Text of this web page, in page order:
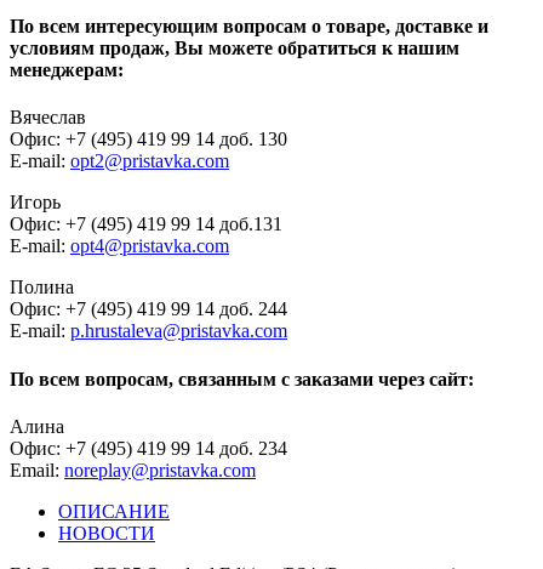
По всем интересующим вопросам о товаре, доставке и
условиям продаж, Вы можете обратиться к нашим
менеджерам:
Вячеслав
Офис: +7 (495) 419 99 14 доб. 130
E-mail: opt2@pristavka.com
Игорь
Офис: +7 (495) 419 99 14 доб.131
E-mail: opt4@pristavka.com
Полина
Офис: +7 (495) 419 99 14 доб. 244
E-mail: p.hrustaleva@pristavka.com
По всем вопросам, связанным с заказами через сайт:
Алина
Офис: +7 (495) 419 99 14 доб. 234
Email: noreplay@pristavka.com
ОПИСАНИЕ
НОВОСТИ